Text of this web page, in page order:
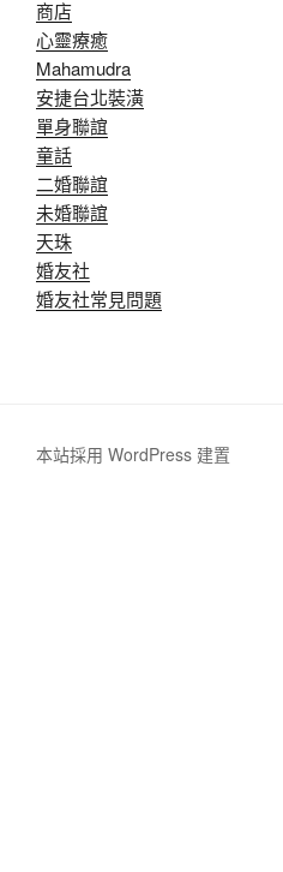
商店
心靈療癒
Mahamudra
安捷台北裝潢
單身聯誼
童話
二婚聯誼
未婚聯誼
天珠
婚友社
婚友社常見問題
本站採用 WordPress 建置